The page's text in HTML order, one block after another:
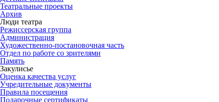
Театральные проекты
Архив
Люди театра
Режиссерская группа
Администрация
Художественно-постановочная часть
Отдел по работе со зрителями
Память
Закулисье
Оценка качества услуг
Учредительные документы
Правила посещения
Подарочные сертификаты